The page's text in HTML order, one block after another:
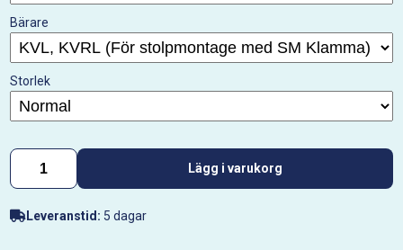
Bärare
Storlek
Lägg i varukorg
Leveranstid: 5 dagar